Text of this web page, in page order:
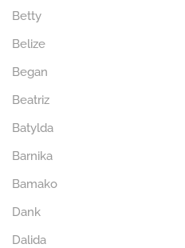
Betty
Belize
Began
Beatriz
Batylda
Barnika
Bamako
Dank
Dalida